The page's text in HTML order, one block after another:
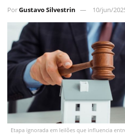
PorGustavo Silvestrin 10/jun/
Etapa ignorada em leilões que influencia